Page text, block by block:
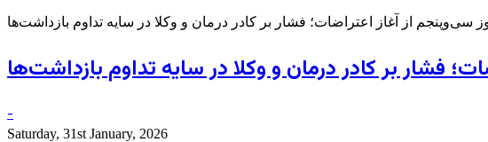
سی‌وپنجم از آغاز اعتراضات؛ فشار بر کادر درمان و وکلا در سایه تداوم بازداشت‌ها
فشار بر کادر درمان و وکلا در سایه تداوم بازداشت‌ها
-
Saturday, 31st January, 2026